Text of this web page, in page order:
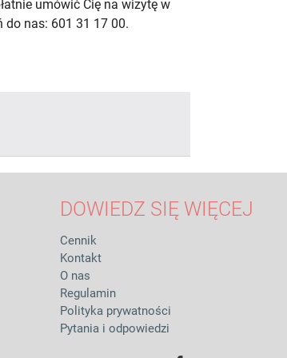
umówić Cię na wizytę w
nas: 601 31 17 00.
DOWIEDZ SIĘ WIĘCEJ
Cennik
Kontakt
O nas
Regulamin
Polityka prywatności
Pytania i odpowiedzi